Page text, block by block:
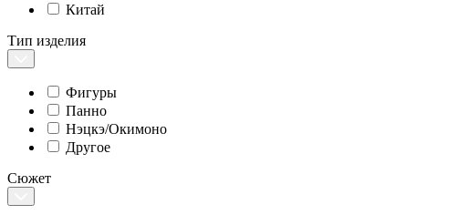
Китай
Тип изделия
Фигуры
Панно
Нэцкэ/Окимоно
Другое
Сюжет